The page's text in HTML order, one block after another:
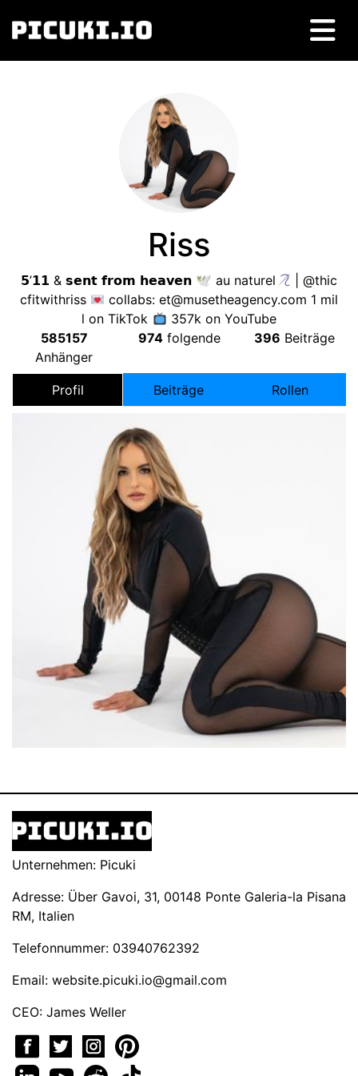
Riss
𝟱’𝟭𝟭 &𝘀𝗲𝗻𝘁 𝗳𝗿𝗼𝗺 𝗵𝗲𝗮𝘃𝗲𝗻 🕊 au naturel
@thic
cfitwithriss
collabs:et@musetheagency.com 1 mil
l on TikTok
357k on YouTube
585157
Anhänger
974folgende 396 Beiträge
Profil Beiträge Rollen
Unternehmen: Picuki
Adresse: Über Gavoi, 31, 00148 Ponte Galeria-la Pisana
RM, Italien
Telefonnummer: 03940762392
Email: website.picuki.io@gmail.com
CEO: James Weller